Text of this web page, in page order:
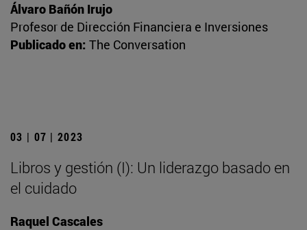
Álvaro Bañón Irujo
Profesor de Dirección Financiera e Inversiones
Publicado en: The Conversation
03 | 07 | 2023
Libros y gestión (I): Un liderazgo basado en
el cuidado
Raquel Cascales